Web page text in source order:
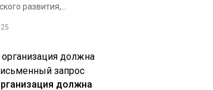
развития,...
должна